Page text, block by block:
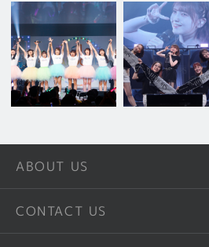
ABOUT US
CONTACT US